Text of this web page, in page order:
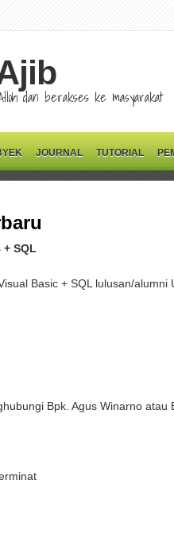
dan berakses ke masyarakat
JOURNAL TUTORIAL
+ SQL
Basic + SQL lulusan/alumni
Bpk. Agus Winarno atau